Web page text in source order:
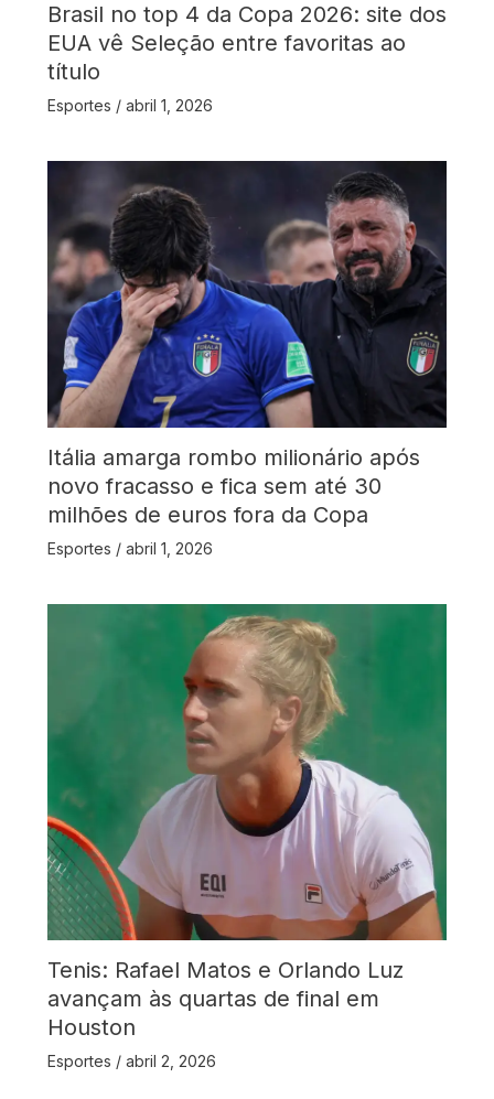
Brasil no top 4 da Copa 2026: site dos
EUA vê Seleção entre favoritas ao
título
Esportes / abril 1, 2026
Itália amarga rombo milionário após
novo fracasso e fica sem até 30
milhões de euros fora da Copa
Esportes / abril 1, 2026
Tenis: Rafael Matos e Orlando Luz
avançam às quartas de final em
Houston
Esportes / abril 2, 2026